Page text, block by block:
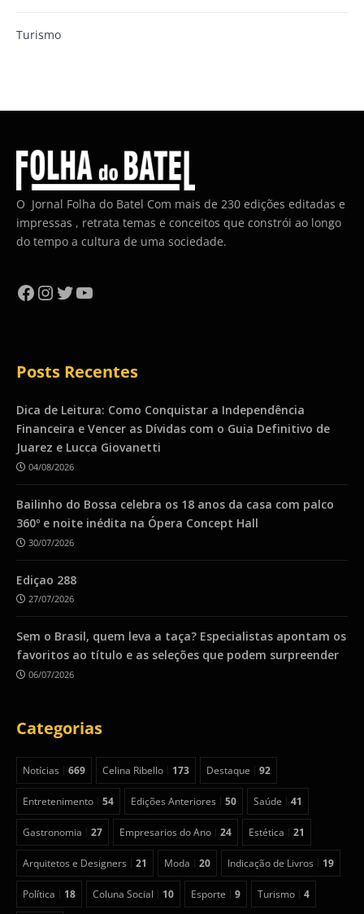
Turismo
O Jornal Folha do Batel Com mais de 230 edições editadas e
impressas , retrata temas e conceitos que constrói ao longo
do tempo a cultura de uma sociedade.
Facebook
Instagram
Twitter
YouTube
Posts Recentes
Dica de Leitura: Como Conquistar a Independência
Financeira e Vencer as Dívidas com o Guia Definitivo de
Juarez e Lucca Giovanetti
04/08/2026
Bailinho do Bossa celebra os 18 anos da casa com palco
360º e noite inédita na Ópera Concept Hall
30/07/2026
Ediçao 288
27/07/2026
Sem o Brasil, quem leva a taça? Especialistas apontam os
favoritos ao título e as seleções que podem surpreender
06/07/2026
Categorias
Notícias 669 Celina Ribello 173 Destaque 92
Entretenimento 54 Edições Anteriores 50 Saúde 41
Gastronomia 27 Empresarios do Ano 24 Estética 21
Arquitetos e Designers 21 Moda 20 Indicação de Livros 19
Política 18 Coluna Social 10 Esporte 9 Turismo 4